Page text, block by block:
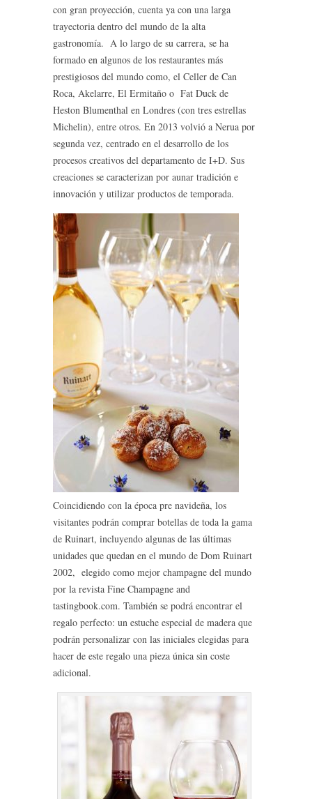
con gran proyección, cuenta ya con una larga
trayectoria dentro del mundo de la alta
gastronomía. A lo largo de su carrera, se ha
formado en algunos de los restaurantes más
prestigiosos del mundo como, el Celler de Can
Roca, Akelarre, El Ermitaño o Fat Duck de
Heston Blumenthal en Londres (con tres estrellas
Michelin), entre otros. En 2013 volvió a Nerua por
segunda vez, centrado en el desarrollo de los
procesos creativos del departamento de I+D. Sus
creaciones se caracterizan por aunar tradición e
innovación y utilizar productos de temporada.
Coincidiendo con la época pre navideña, los
visitantes podrán comprar botellas de toda la gama
de Ruinart, incluyendo algunas de las últimas
unidades que quedan en el mundo de Dom Ruinart
2002, elegido como mejor champagne del mundo
por la revista Fine Champagne and
tastingbook.com. También se podrá encontrar el
regalo perfecto: un estuche especial de madera que
podrán personalizar con las iniciales elegidas para
hacer de este regalo una pieza única sin coste
adicional.